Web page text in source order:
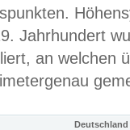
Jahrhundert
an welchen